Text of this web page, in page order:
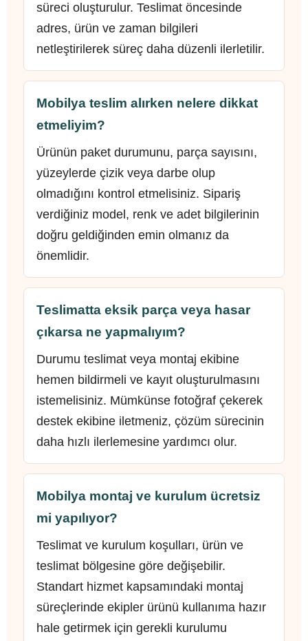
süreci oluşturulur. Teslimat öncesinde
adres, ürün ve zaman bilgileri
netleştirilerek süreç daha düzenli ilerletilir.
Mobilya teslim alırken nelere dikkat
etmeliyim?
Ürünün paket durumunu, parça sayısını,
yüzeylerde çizik veya darbe olup
olmadığını kontrol etmelisiniz. Sipariş
verdiğiniz model, renk ve adet bilgilerinin
doğru geldiğinden emin olmanız da
önemlidir.
Teslimatta eksik parça veya hasar
çıkarsa ne yapmalıyım?
Durumu teslimat veya montaj ekibine
hemen bildirmeli ve kayıt oluşturulmasını
istemelisiniz. Mümkünse fotoğraf çekerek
destek ekibine iletmeniz, çözüm sürecinin
daha hızlı ilerlemesine yardımcı olur.
Mobilya montaj ve kurulum ücretsiz
mi yapılıyor?
Teslimat ve kurulum koşulları, ürün ve
teslimat bölgesine göre değişebilir.
Standart hizmet kapsamındaki montaj
süreçlerinde ekipler ürünü kullanıma hazır
hale getirmek için gerekli kurulumu